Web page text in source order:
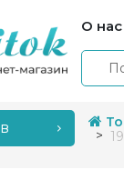
О нас